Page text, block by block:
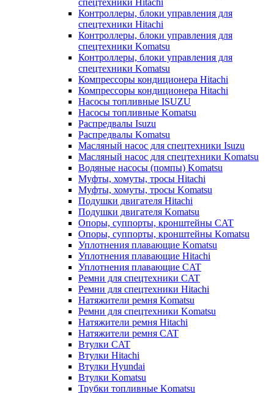
спецтехники Hitachi
Контроллеры, блоки управления для
спецтехники Hitachi
Контроллеры, блоки управления для
спецтехники Komatsu
Контроллеры, блоки управления для
спецтехники Komatsu
Компрессоры кондиционера Hitachi
Компрессоры кондиционера Hitachi
Насосы топливные ISUZU
Насосы топливные Komatsu
Распредвалы Isuzu
Распредвалы Komatsu
Масляный насос для спецтехники Isuzu
Масляный насос для спецтехники Komatsu
Водяные насосы (помпы) Komatsu
Муфты, хомуты, тросы Hitachi
Муфты, хомуты, тросы Komatsu
Подушки двигателя Hitachi
Подушки двигателя Komatsu
Опоры, суппорты, кронштейны CAT
Опоры, суппорты, кронштейны Komatsu
Уплотнения плавающие Komatsu
Уплотнения плавающие Hitachi
Уплотнения плавающие CAT
Ремни для спецтехники CAT
Ремни для спецтехники Hitachi
Натяжители ремня Komatsu
Ремни для спецтехники Komatsu
Натяжители ремня Hitachi
Натяжители ремня CAT
Втулки CAT
Втулки Hitachi
Втулки Hyundai
Втулки Komatsu
Трубки топливные Komatsu